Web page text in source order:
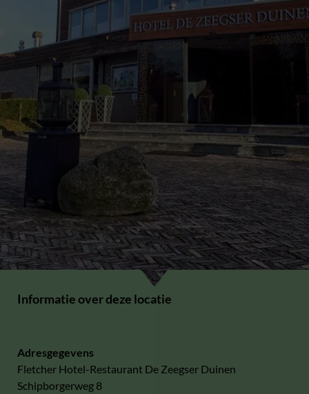
Informatie over deze locatie
Adresgegevens
Fletcher Hotel-Restaurant De Zeegser Duinen
Schipborgerweg 8